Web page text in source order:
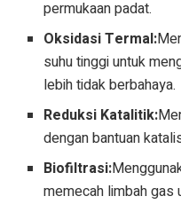
permukaan padat.
Oksidasi Termal:
suhu tinggi untuk
lebih tidak berbahaya.
Reduksi Katalitik:
dengan bantuan
Biofiltrasi:
memecah limbah gas